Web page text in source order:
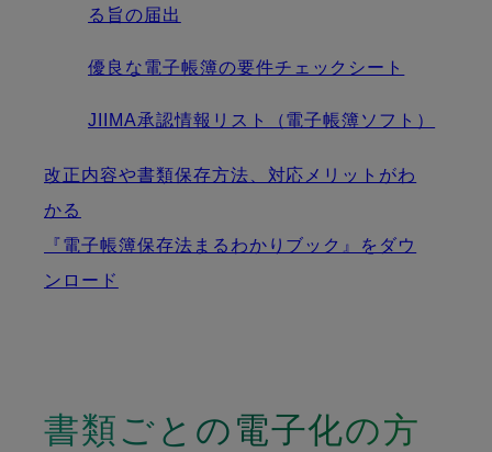
る旨の届出
優良な電子帳簿の要件チェックシート
JIIMA承認情報リスト（電子帳簿ソフト）
改正内容や書類保存方法、対応メリットがわ
かる
『電子帳簿保存法まるわかりブック』をダウ
ンロード
書類ごとの電子化の方